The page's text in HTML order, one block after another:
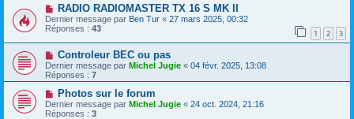
RADIO RADIOMASTER TX 16 S MK II
Dernier message par Ben Tur « 27 mars 2025, 00:32
Réponses : 43 1 2 3
Controleur BEC ou pas
Dernier message par Michel Jugie « 04 févr. 2025, 13:08
Réponses : 7
Photos sur le forum
Dernier message par Michel Jugie « 24 oct. 2024, 21:16
Réponses : 3